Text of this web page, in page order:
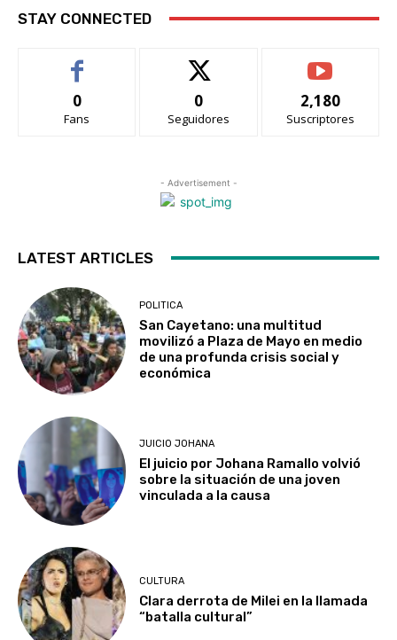
STAY CONNECTED
0
Fans
0
Seguidores
2,180
Suscriptores
- Advertisement -
LATEST ARTICLES
POLITICA
San Cayetano: una multitud
movilizó a Plaza de Mayo en medio
de una profunda crisis social y
económica
JUICIO JOHANA
El juicio por Johana Ramallo volvió
sobre la situación de una joven
vinculada a la causa
CULTURA
Clara derrota de Milei en la llamada
“batalla cultural”